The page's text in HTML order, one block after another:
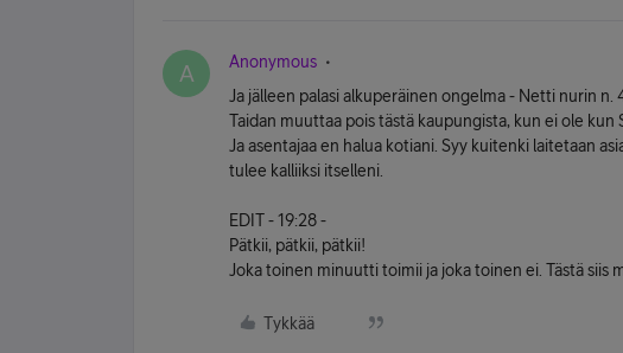
A Anonymous
Ja jälleen palasi alkuperäinen ongelma - Netti nurin n.
Taidan muuttaa pois tästä kaupungista, kun ei ole kun
Ja asentajaa en halua kotiani. Syy kuitenki laitetaan
tulee kalliiksi itselleni.
EDIT - 19:28 -
Pätkii, pätkii, pätkii!
Joka toinen minuutti toimii ja joka toinen ei. Tästä siis
Tykkää